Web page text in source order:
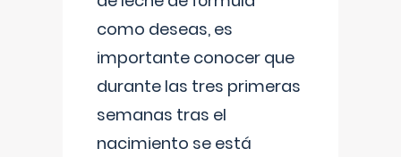
como deseas, es
importante conocer que
durante las tres primeras
semanas tras el
nacimiento se está